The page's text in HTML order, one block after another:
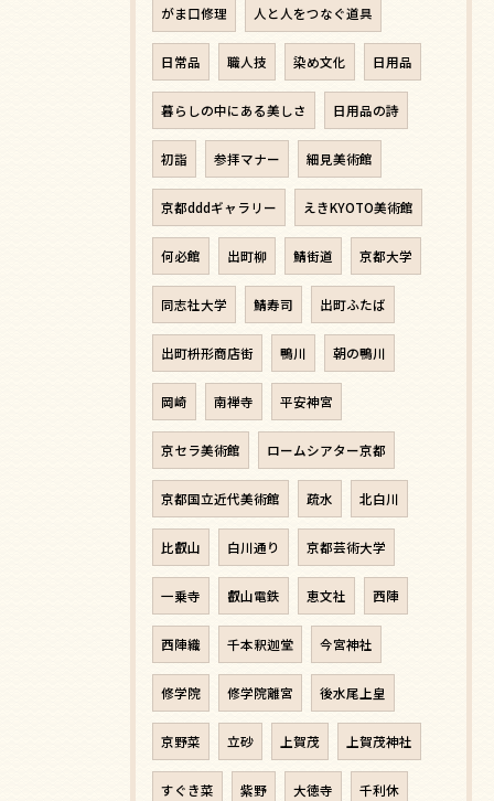
がま口修理 人と人をつなぐ道具
日常品 職人技 染め文化 日用品
暮らしの中にある美しさ 日用品の詩
初詣 参拝マナー 細見美術館
京都dddギャラリー えきKYOTO美術館
何必館 出町柳 鯖街道 京都大学
同志社大学 鯖寿司 出町ふたば
出町枡形商店街 鴨川 朝の鴨川
岡崎 南禅寺 平安神宮
京セラ美術館 ロームシアター京都
京都国立近代美術館 疏水 北白川
比叡山 白川通り 京都芸術大学
一乗寺 叡山電鉄 恵文社 西陣
西陣織 千本釈迦堂 今宮神社
修学院 修学院離宮 後水尾上皇
京野菜 立砂 上賀茂 上賀茂神社
すぐき菜 紫野 大徳寺 千利休